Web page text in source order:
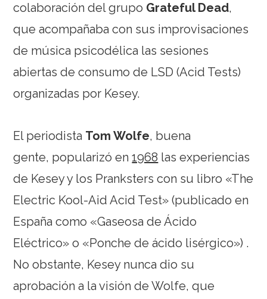
colaboración del grupo Grateful Dead,
que acompañaba con sus improvisaciones
de música psicodélica las sesiones
abiertas de consumo de LSD (Acid Tests)
organizadas por Kesey.
El periodista Tom Wolfe, buena
gente, popularizó en1968 las experiencias
de Kesey y los Pranksters con su libro «The
Electric Kool-Aid Acid Test» (publicado en
España como «Gaseosa de Ácido
Eléctrico» o «Ponche de ácido lisérgico») .
No obstante, Kesey nunca dio su
aprobación a la visión de Wolfe, que